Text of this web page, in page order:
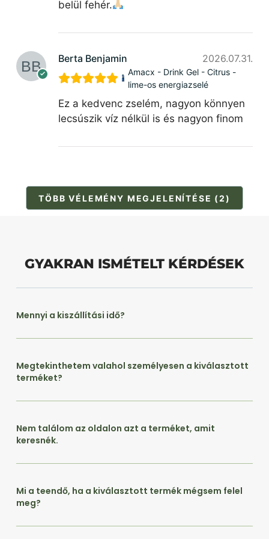
belül fehér.
Berta Benjamin 2026.07.31.
Amacx - Drink Gel - Citrus -
lime-os energiazselé
Ez a kedvenc zselém, nagyon könnyen
lecsúszik víz nélkül is és nagyon finom
TÖBB VÉLEMÉNY MEGJELENÍTÉSE (2)
GYAKRAN ISMÉTELT KÉRDÉSEK
Mennyi a kiszállítási idő?
Megtekinthetem valahol személyesen a kiválasztott
terméket?
Nem találom az oldalon azt a terméket, amit
keresnék.
Mi a teendő, ha a kiválasztott termék mégsem felel
meg?